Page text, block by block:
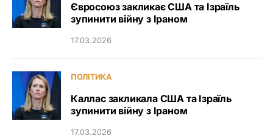
Євросоюз закликає США та Ізраїль
зупинити війну з Іраном
17.03.2026
ПОЛІТИКА
Каллас закликала США та Ізраїль
зупинити війну з Іраном
17.03.2026